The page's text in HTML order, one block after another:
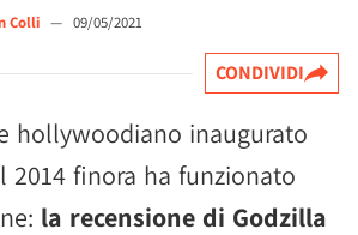
Colli — 09/05/2021
CONDIVIDI
hollywoodiano inaugurato
2014 finora ha funzionato
la recensione di Godzilla